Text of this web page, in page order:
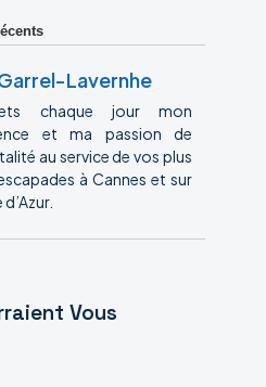
Lavernhe
chaque jour mon
et ma passion de
au service de vos plus
à Cannes et sur
Vous